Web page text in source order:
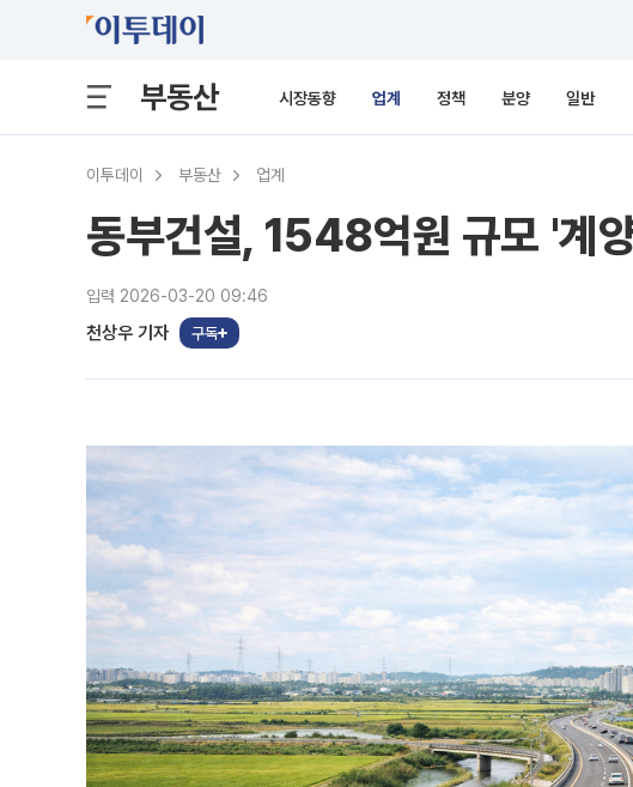
부동산 시장동향 업계 정책 분양 일반
이투데이 부동산 업계
동부건설, 1548억원 규모 '계
입력 2026-03-20 09:46
천상우 기자 구독